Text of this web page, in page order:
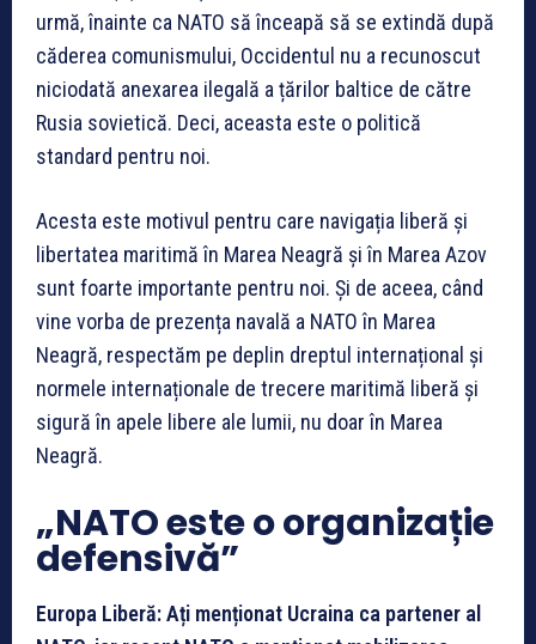
urmă, înainte ca NATO să înceapă să se extindă după
căderea comunismului, Occidentul nu a recunoscut
niciodată anexarea ilegală a țărilor baltice de către
Rusia sovietică. Deci, aceasta este o politică
standard pentru noi.
Acesta este motivul pentru care navigația liberă și
libertatea maritimă în Marea Neagră și în Marea Azov
sunt foarte importante pentru noi. Și de aceea, când
vine vorba de prezența navală a NATO în Marea
Neagră, respectăm pe deplin dreptul internațional și
normele internaționale de trecere maritimă liberă și
sigură în apele libere ale lumii, nu doar în Marea
Neagră.
„NATO este o organizație
defensivă”
Europa Liberă: Ați menționat Ucraina ca partener al